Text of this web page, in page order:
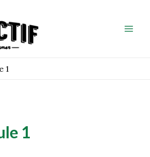
1
1